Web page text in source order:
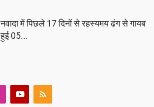
नवादा में पिछले 17 दिनों से रहस्यमय ढंग से गायब
हुई 05...